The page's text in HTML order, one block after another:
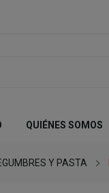
QUIÉNES SOMOS
Y PASTA